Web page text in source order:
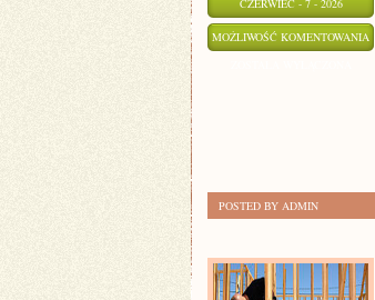
CZERWIEC - 7 - 2026
MOŻLIWOŚĆ KOMENTOWANIA
POSTED BY ADMIN